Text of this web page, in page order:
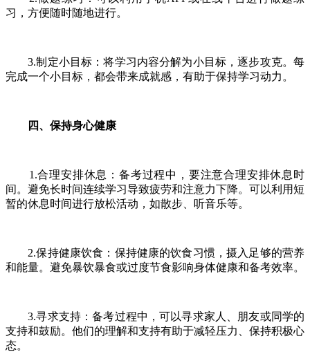
习，方便随时随地进行。
3.制定小目标：将学习内容分解为小目标，逐步攻克。每
完成一个小目标，都会带来成就感，有助于保持学习动力。
四、保持身心健康
1.合理安排休息：备考过程中，要注意合理安排休息时
间。避免长时间连续学习导致疲劳和注意力下降。可以利用短
暂的休息时间进行放松活动，如散步、听音乐等。
2.保持健康饮食：保持健康的饮食习惯，摄入足够的营养
和能量。避免暴饮暴食或过度节食影响身体健康和备考效率。
3.寻求支持：备考过程中，可以寻求家人、朋友或同学的
支持和鼓励。他们的理解和支持有助于减轻压力、保持积极心
态。